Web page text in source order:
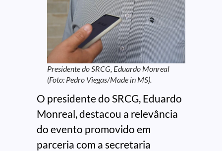
Presidente do SRCG, Eduardo Monreal
(Foto: Pedro Viegas/Made in MS).
O presidente do SRCG, Eduardo
Monreal, destacou a relevância
do evento promovido em
parceria com a secretaria